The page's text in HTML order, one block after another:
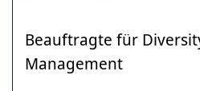
Beauftragte für
Management